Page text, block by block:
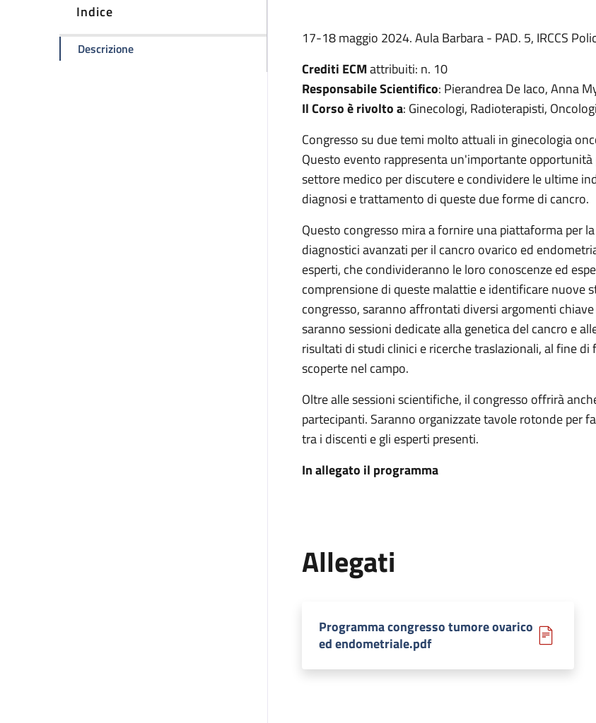
Indice
Descrizionedella pagina Congresso tumore ovarico ed endometriale
17-18 maggio 2024. Aula Barbara - PAD. 5, IRCCS
Crediti ECMattribuiti: n. 10
Responsabile Scientifico: Pierandrea De Iaco, Anna
Il Corso è rivolto a: Ginecologi, Radioterapisti,
Congresso su due temi molto attuali in ginecologia
Questo evento rappresenta un'importante
settore medico per discutere e condividere le ultime
diagnosi e trattamento di queste due forme di cancro.
Questo congresso mira a fornire una piattaforma per
diagnostici avanzati per il cancro ovarico ed
esperti, che condivideranno le loro conoscenze ed
comprensione di queste malattie e identificare nuove
congresso, saranno affrontati diversi argomenti
saranno sessioni dedicate alla genetica del cancro e
risultati di studi clinici e ricerche traslazionali, al fine
scoperte nel campo.
Oltre alle sessioni scientifiche, il congresso offrirà
partecipanti. Saranno organizzate tavole rotonde per
tra i discenti e gli esperti presenti.
In allegato il programma
Allegati
Programma congresso tumore ovarico
ed endometriale.pdf